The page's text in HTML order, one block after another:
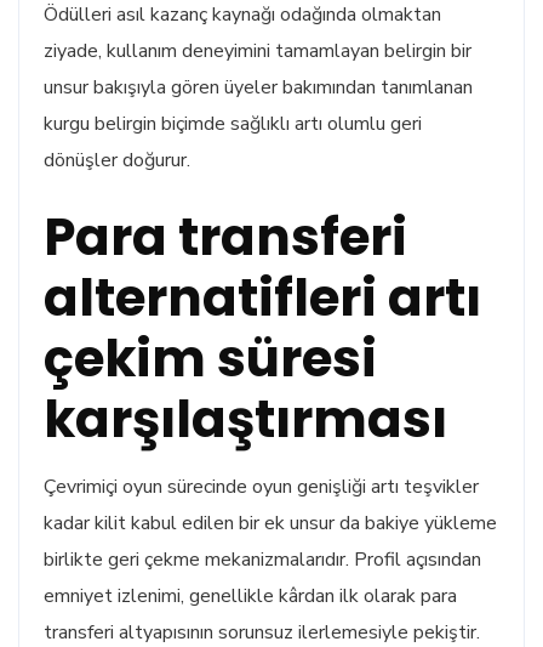
Ödülleri asıl kazanç kaynağı odağında olmaktan
ziyade, kullanım deneyimini tamamlayan belirgin bir
unsur bakışıyla gören üyeler bakımından tanımlanan
kurgu belirgin biçimde sağlıklı artı olumlu geri
dönüşler doğurur.
Para transferi
alternatifleri artı
çekim süresi
karşılaştırması
Çevrimiçi oyun sürecinde oyun genişliği artı teşvikler
kadar kilit kabul edilen bir ek unsur da bakiye yükleme
birlikte geri çekme mekanizmalarıdır. Profil açısından
emniyet izlenimi, genellikle kârdan ilk olarak para
transferi altyapısının sorunsuz ilerlemesiyle pekiştir.